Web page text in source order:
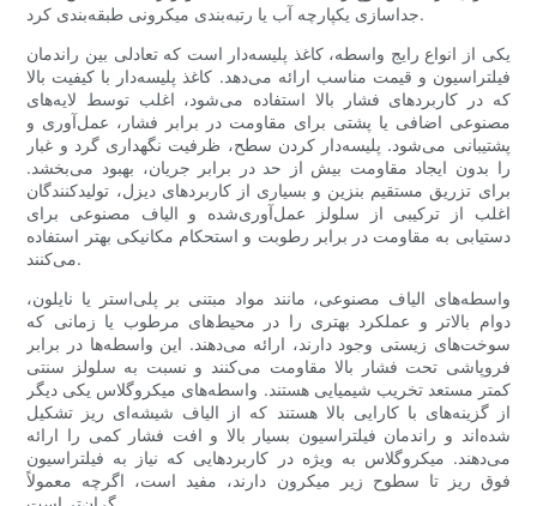
جداسازی یکپارچه آب یا رتبه‌بندی میکرونی طبقه‌بندی کرد.
یکی از انواع رایج واسطه، کاغذ پلیسه‌دار است که تعادلی بین راندمان
فیلتراسیون و قیمت مناسب ارائه می‌دهد. کاغذ پلیسه‌دار با کیفیت بالا
که در کاربردهای فشار بالا استفاده می‌شود، اغلب توسط لایه‌های
مصنوعی اضافی یا پشتی برای مقاومت در برابر فشار، عمل‌آوری و
پشتیبانی می‌شود. پلیسه‌دار کردن سطح، ظرفیت نگهداری گرد و غبار
را بدون ایجاد مقاومت بیش از حد در برابر جریان، بهبود می‌بخشد.
برای تزریق مستقیم بنزین و بسیاری از کاربردهای دیزل، تولیدکنندگان
اغلب از ترکیبی از سلولز عمل‌آوری‌شده و الیاف مصنوعی برای
دستیابی به مقاومت در برابر رطوبت و استحکام مکانیکی بهتر استفاده
می‌کنند.
واسطه‌های الیاف مصنوعی، مانند مواد مبتنی بر پلی‌استر یا نایلون،
دوام بالاتر و عملکرد بهتری را در محیط‌های مرطوب یا زمانی که
سوخت‌های زیستی وجود دارند، ارائه می‌دهند. این واسطه‌ها در برابر
فروپاشی تحت فشار بالا مقاومت می‌کنند و نسبت به سلولز سنتی
کمتر مستعد تخریب شیمیایی هستند. واسطه‌های میکروگلاس یکی دیگر
از گزینه‌های با کارایی بالا هستند که از الیاف شیشه‌ای ریز تشکیل
شده‌اند و راندمان فیلتراسیون بسیار بالا و افت فشار کمی را ارائه
می‌دهند. میکروگلاس به ویژه در کاربردهایی که نیاز به فیلتراسیون
فوق ریز تا سطوح زیر میکرون دارند، مفید است، اگرچه معمولاً